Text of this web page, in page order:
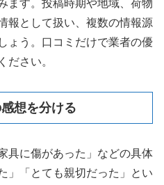
ます。投稿時期や地域、荷物
報として扱い、複数の情報源
ょう。口コミだけで業者の優
ださい。
想を分ける
具に傷があった」などの具体
」「とても親切だった」とい